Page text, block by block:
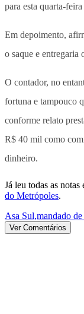
para esta quarta-
Em depoimento,
o saque e entregaria
O contador, no
fortuna e tampouco
conforme relato
R$ 40 mil como
dinheiro.
Já leu todas as
do Metrópoles.
Asa Sul,mandado
Ver Comentários